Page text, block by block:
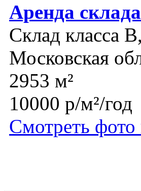
Аренда
Склад класса
Московская
2953 м²
10000 р/м²/год
Смотреть